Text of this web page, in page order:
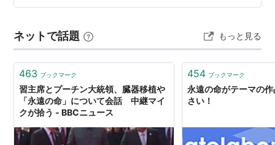
をお与えになったほどに、世を愛された。独り子を信じ
ヨハネ 5:24はっきり言っておく。わたしの言葉を聞い
て、わたしをお遣わしになった方を信じる者は、永遠の
命を得、また、裁かれることなく、死から…
ネットで話題 もっと見る
463 ブックマーク
習主席とプーチン大統領、臓器移植や
「永遠の命」について会話 中継マイ
クが拾う - BBCニュース
454 ブックマーク
永遠の命がテーマの
さい！